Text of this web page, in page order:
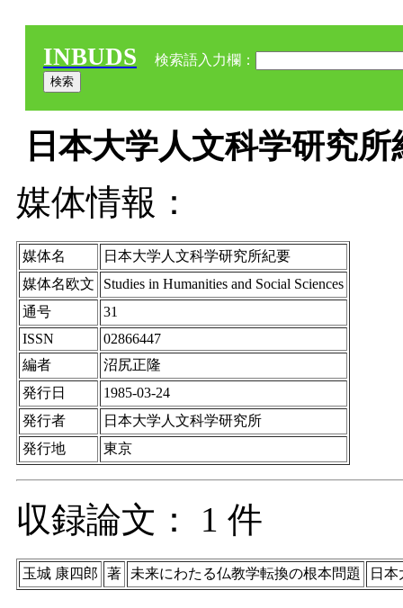
INBUDS 検索語入力欄：
日本大学人文科学研究
媒体情報：
媒体名
日本大学人文科学研究所紀要
媒体名欧文
Studies in Humanities and Social Sciences
通号
31
ISSN
02866447
編者
沼尻正隆
発行日
1985-03-24
発行者
日本大学人文科学研究所
発行地
東京
収録論文： 1 件
玉城 康四郎 著 未来にわたる仏教学転換の根本問題 日